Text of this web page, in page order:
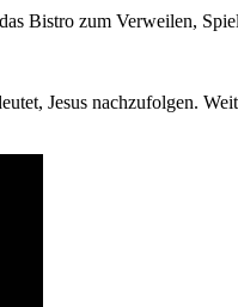
Bistro zum Verweilen,
Jesus nachzufolgen.